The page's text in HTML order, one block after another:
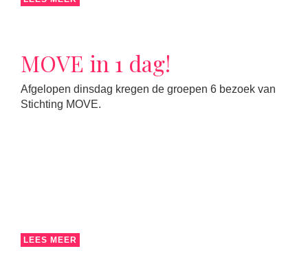
MOVE in 1 dag!
Afgelopen dinsdag kregen de groepen 6 bezoek van
Stichting MOVE.
LEES MEER